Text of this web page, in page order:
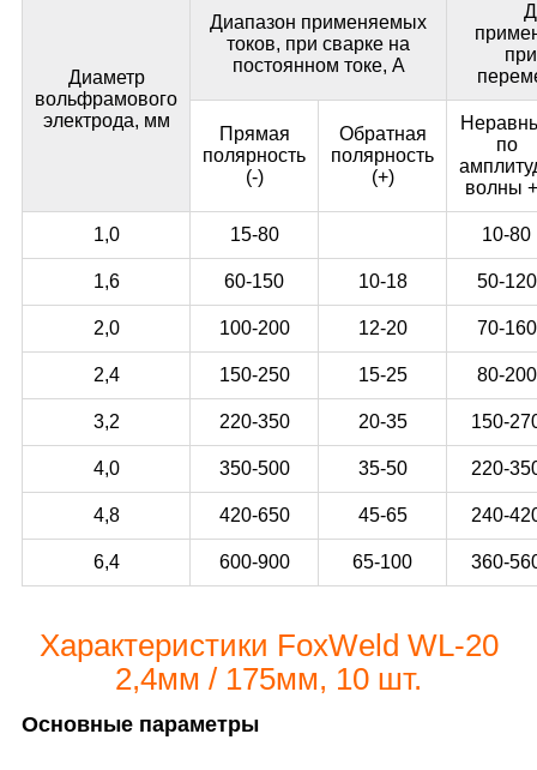
Диаметр
вольфрамового
электрода, мм
Диапазон применяемых
токов, при сварке на
постоянном токе, А
Прямая
полярность
(-)
Обратная
полярность
(+)
по
волны
1,0 15-80 10-80
1,6 60-150 10-18 50-120
2,0 100-200 12-20 70-160
2,4 150-250 15-25 80-200
3,2 220-350 20-35 150-
4,0 350-500 35-50 220-
4,8 420-650 45-65 240-
6,4 600-900 65-100 360-
Характеристики FoxWeld WL-20
2,4мм / 175мм, 10 шт.
Основные параметры